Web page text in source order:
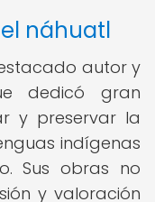
náhuatl
autor y
dedicó gran
y preservar la
indígenas
Sus obras no
y valoración